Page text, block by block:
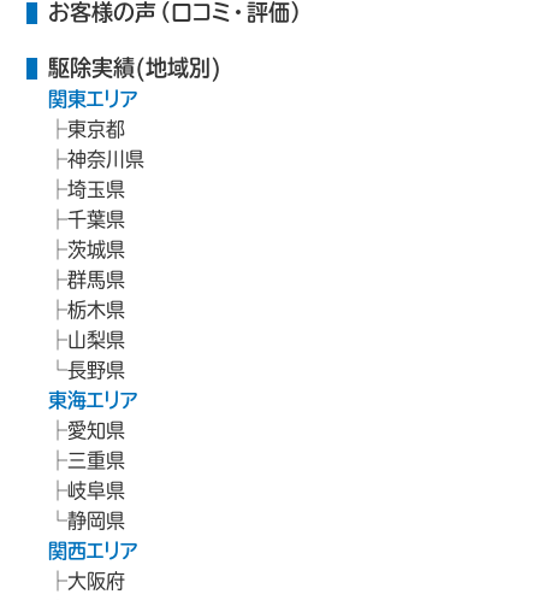
お客様の声（口コミ・評価）
駆除実績(地域別)
関東エリア
東京都
神奈川県
埼玉県
千葉県
茨城県
群馬県
栃木県
山梨県
長野県
東海エリア
愛知県
三重県
岐阜県
静岡県
関西エリア
大阪府